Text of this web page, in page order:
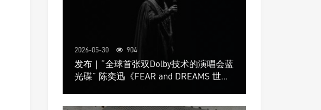
2026-05-30 904
发布｜“全球首张双Dolby技术的演唱会蓝
光碟” 陈奕迅《FEAR and DREAMS 世界